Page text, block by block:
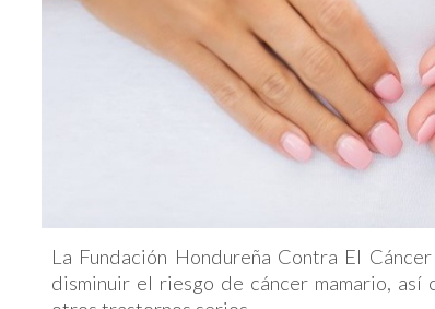
La Fundación Hondureña Contra El
disminuir el riesgo de cáncer mamario,